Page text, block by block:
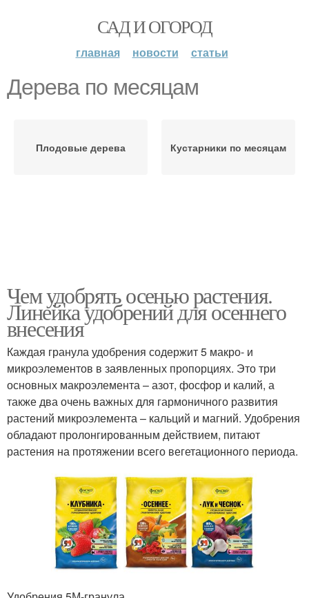
САД И ОГОРОД
главная новости статьи
Дерева по месяцам
Плодовые дерева Кустарники по месяцам
Чем удобрять осенью растения.
Линейка удобрений для осеннего
внесения
Каждая гранула удобрения содержит 5 макро- и
микроэлементов в заявленных пропорциях. Это три
основных макроэлемента – азот, фосфор и калий, а
также два очень важных для гармоничного развития
растений микроэлемента – кальций и магний. Удобрения
обладают пролонгированным действием, питают
растения на протяжении всего вегетационного периода.